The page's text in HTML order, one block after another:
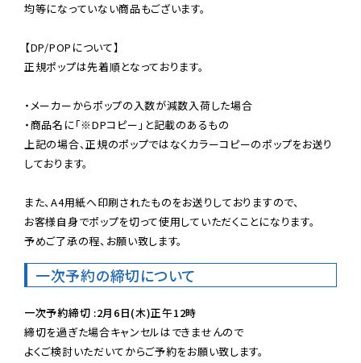
均等になっていない商品もございます。
【DP/POPについて】
正規ポップは先着順となっております。
・メーカーからポップの入数が減数入荷した場合
・商品名に「※DPコピー」と記載のあるもの
上記の場合、正規のポップではなくカラーコピーのポップをお送り
しております。
また、A4用紙へ印刷されたものをお送りしておりますので、
お客様自身でポップを切って使用していただくことになります。
予めご了承の程、お願い致します。
一次予約の締切について
一次予約締切 :2月6日(木)正午12時
締切を過ぎた場合キャンセルはできませんので
よくご検討いただいてからご予約をお願い致します。